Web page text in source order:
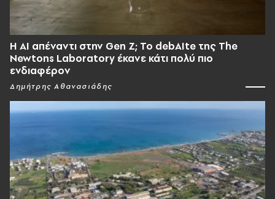
Η AI απέναντι στην Gen Z; Το debAIte της The
Newtons Laboratory έκανε κάτι πολύ πιο
ενδιαφέρον
Δημήτρης Αθανασιάδης